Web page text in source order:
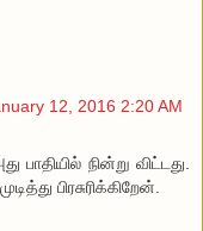
12, 2016 2:20 AM
பாதியில் நின்று விட்டது.
பிரசுரிக்கிறேன்.